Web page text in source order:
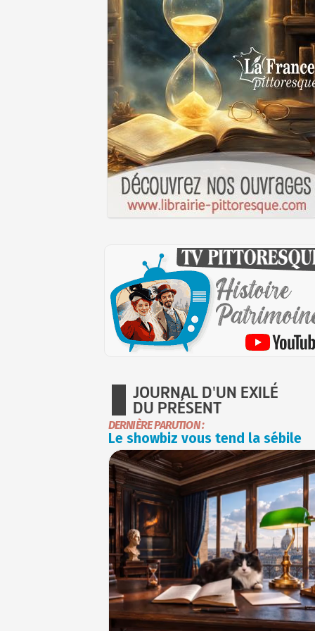
JOURNAL D'UN EXILÉ
DU PRÉSENT
DERNIÈRE PARUTION :
Le showbiz vous tend la sébile